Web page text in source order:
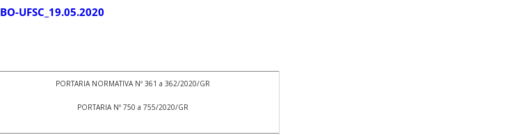
BO-UFSC_19.05.2020
PORTARIA NORMATIVA Nº 361 a 362/2020/GR
PORTARIA Nº 750 a 755/2020/GR